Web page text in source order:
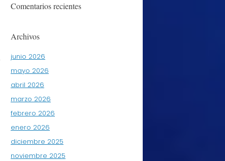
Comentarios recientes
Archivos
junio 2026
mayo 2026
abril 2026
marzo 2026
febrero 2026
enero 2026
diciembre 2025
noviembre 2025